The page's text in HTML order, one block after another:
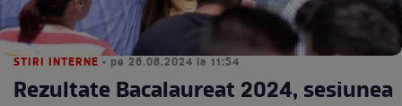
STIRI INTERNE • pe 26.08.2024 la 11:54
Rezultate Bacalaureat 2024, sesiunea